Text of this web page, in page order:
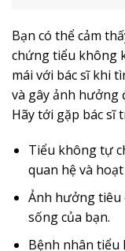
Bạn có thể cảm
chứng tiểu không
mái với bác sĩ khi
và gây ảnh hưởng
Hãy tới gặp bác
Tiểu không tự
quan hệ và
Ảnh hưởng tiêu
sống của bạn.
Bệnh nhân tiểu